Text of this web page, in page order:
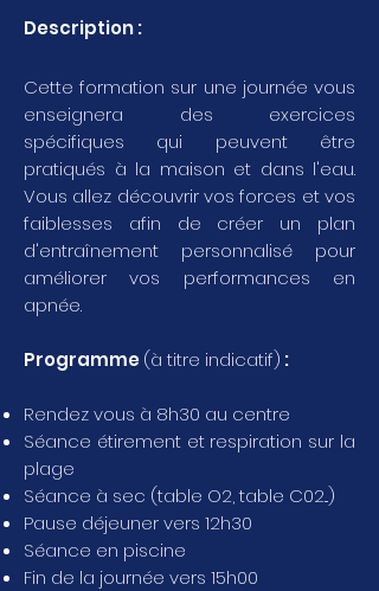
Description :
Cette formation sur une journée vous
enseignera des exercices
spécifiques qui peuvent être
pratiqués à la maison et dans l'eau.
Vous allez découvrir vos forces et vos
faiblesses afin de créer un plan
d'entraînement personnalisé pour
améliorer vos performances en
apnée.
Programme(à titre indicatif) :
Rendez vous à 8h30 au centre
Séance étirement et respiration sur la
plage
Séance à sec (table O2, table C02...)
Pause déjeuner vers 12h30
Séance en piscine
Fin de la journée vers 15h00